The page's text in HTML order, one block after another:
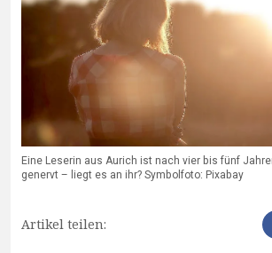
Eine Leserin aus Aurich ist nach vier bis fünf
genervt – liegt es an ihr? Symbolfoto: Pixabay
Artikel teilen: